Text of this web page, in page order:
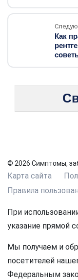
Как
© 2026 Симптомы,
Карта сайта
Правила
При
указание прямой
Мы получаем и
посетителей
Федеральным